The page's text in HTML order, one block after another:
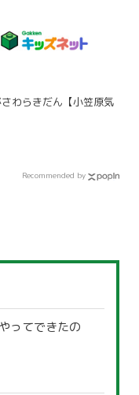
さわらきだん【小笠原気
Recommended by
ってできたの